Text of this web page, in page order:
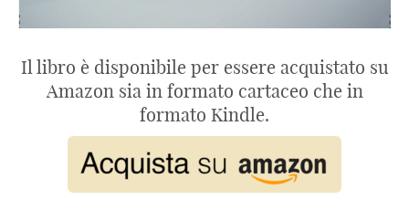
Il libro è disponibile per essere acquistato su
Amazon sia in formato cartaceo che in
formato Kindle.